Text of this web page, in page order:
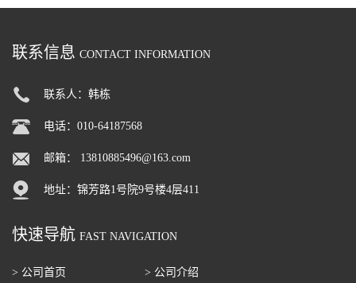
联系信息 CONTACT INFORMATION
联系人：韩栋
电话：010-64187568
邮箱： 13810885496@163.com
地址：锦芳路1号院9号楼4层411
快速导航 FAST NAVIGATION
> 公司首页 > 公司介绍